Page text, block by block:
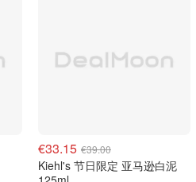
€33.15 €39.00
Kiehl's 节日限定 亚马逊白泥